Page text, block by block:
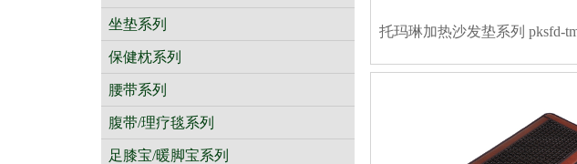
坐垫系列
保健枕系列
腰带系列
腹带/理疗毯系列
足膝宝/暖脚宝系列
托玛琳加热沙发垫系列 pksfd-